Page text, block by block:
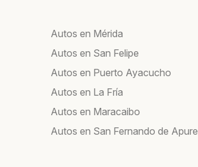
Autos en Mérida
Autos en San Felipe
Autos en Puerto Ayacucho
Autos en La Fría
Autos en Maracaibo
Autos en San Fernando de Apure